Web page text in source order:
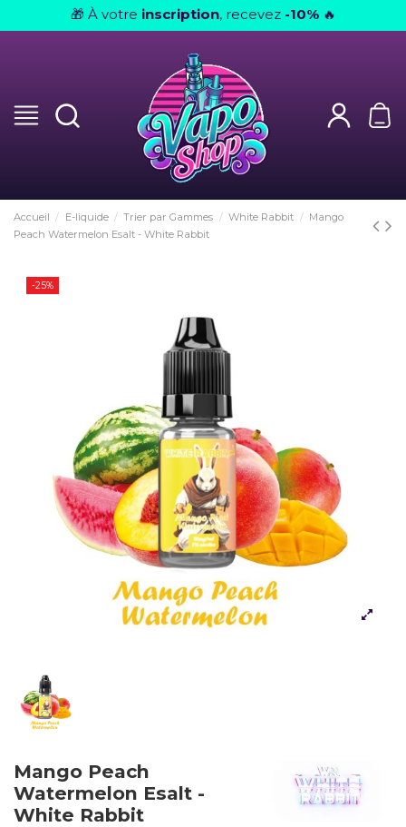
🎁 À votre inscription, recevez -10% 🔥
Accueil E-liquide Trier par Gammes White Rabbit
Mango
Peach Watermelon Esalt - White Rabbit
-25%
Mango Peach
Watermelon Esalt -
White Rabbit